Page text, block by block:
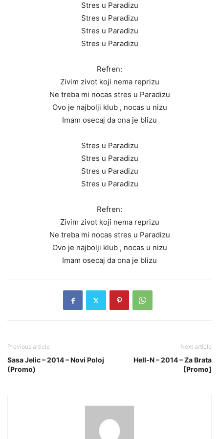
Stres u Paradizu
Stres u Paradizu
Stres u Paradizu
Stres u Paradizu
Refren:
Zivim zivot koji nema reprizu
Ne treba mi nocas stres u Paradizu
Ovo je najbolji klub , nocas u nizu
Imam osecaj da ona je blizu
Stres u Paradizu
Stres u Paradizu
Stres u Paradizu
Stres u Paradizu
Refren:
Zivim zivot koji nema reprizu
Ne treba mi nocas stres u Paradizu
Ovo je najbolji klub , nocas u nizu
Imam osecaj da ona je blizu
Previous article
Sasa Jelic – 2014 – Novi Poloj
(Promo)
Next article
Hell-N – 2014 – Za Brata
[Promo]